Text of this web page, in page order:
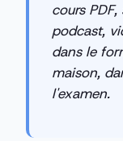
cours
podcast,
dans le
maison,
l'examen.